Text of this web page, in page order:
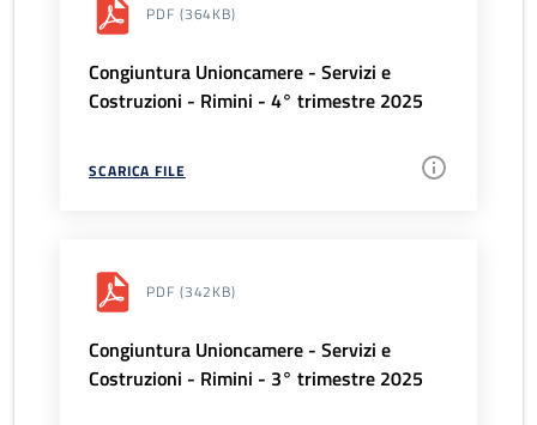
PDF (364KB)
Congiuntura Unioncamere - Servizi e
Costruzioni - Rimini - 4° trimestre 2025
SCARICA FILE
PDF (342KB)
Congiuntura Unioncamere - Servizi e
Costruzioni - Rimini - 3° trimestre 2025